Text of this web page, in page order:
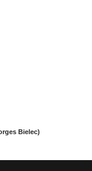
Bielec)